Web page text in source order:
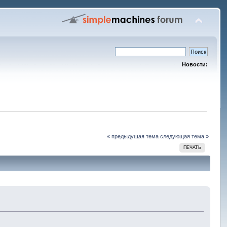
Новости:
« предыдущая тема следующая тема »
ПЕЧАТЬ